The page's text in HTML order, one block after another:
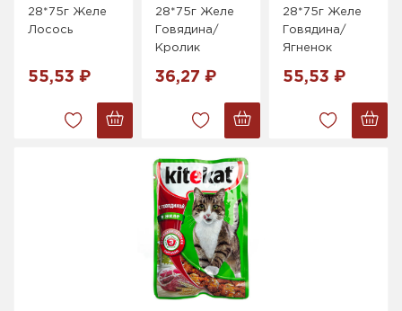
28*75г Желе
Лосось
55,53 ₽
28*75г Желе
Говядина/
Кролик
36,27 ₽
28*75г Желе
Говядина/
Ягненок
55,53 ₽